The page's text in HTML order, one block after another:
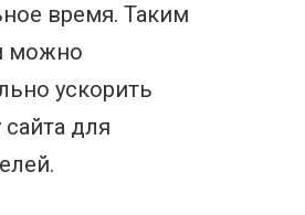
время. Таким
можно
ускорить
сайта для